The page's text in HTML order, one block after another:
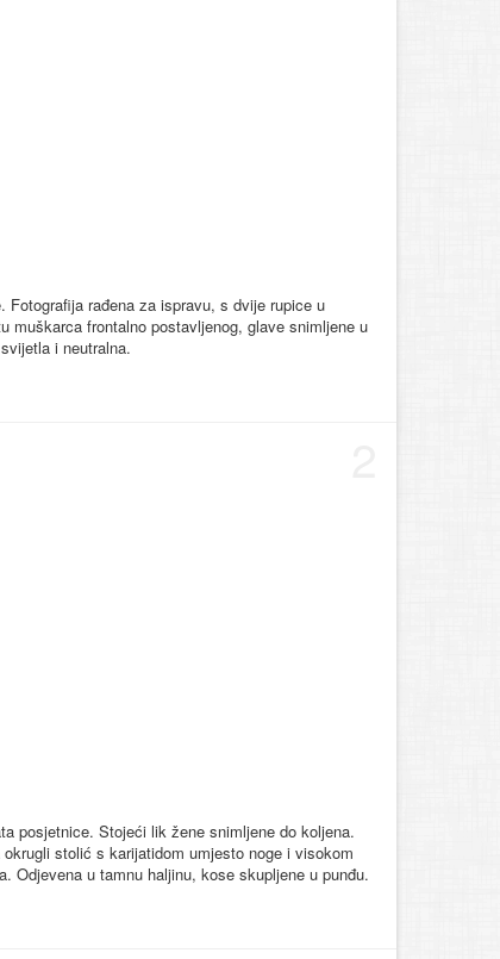
rađena za ispravu, s dvije rupice u
muškarca frontalno postavljenog, glave snimljene u
i neutralna.
posjetnice. Stojeći lik žene snimljene do koljena.
stolić s karijatidom umjesto noge i visokom
Odjevena u tamnu haljinu, kose skupljene u punđu.